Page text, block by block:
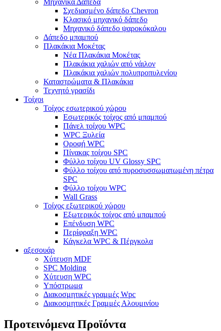
Σχεδιασμένο δάπεδο Chevron
Κλασικό μηχανικό δάπεδο
Μηχανικό δάπεδο ψαροκόκαλου
Δάπεδο μπαμπού
Πλακάκια Μοκέτας
Νέα Πλακάκια Μοκέτας
Πλακάκια χαλιών από νάιλον
Πλακάκια χαλιών πολυπροπυλενίου
Καταστρώματα & Πλακάκια
Τεχνητό γρασίδι
Τοίχοι
Τοίχος εσωτερικού χώρου
Εσωτερικός τοίχος από μπαμπού
Πάνελ τοίχου WPC
WPC Ξυλεία
Οροφή WPC
Πίνακας τοίχου SPC
Φύλλο τοίχου UV Glossy SPC
Φύλλο τοίχου από πυροσυσσωματωμένη πέτρα
SPC
Φύλλο τοίχου WPC
Wall Grass
Τοίχος εξωτερικού χώρου
Εξωτερικός τοίχος από μπαμπού
Επένδυση WPC
Περίφραξη WPC
Κάγκελα WPC & Πέργκολα
αξεσουάρ
Χύτευση MDF
SPC Molding
Χύτευση WPC
Υπόστρωμα
Διακοσμητικές γραμμές Wpc
Διακοσμητικές Γραμμές Αλουμινίου
Προτεινόμενα Προϊόντα